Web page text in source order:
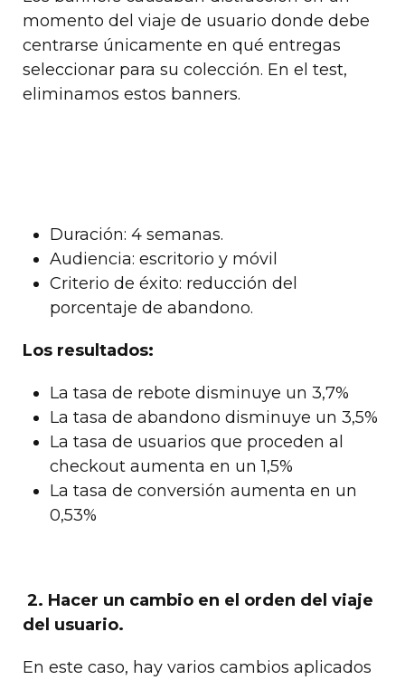
momento del viaje de usuario donde debe
centrarse únicamente en qué entregas
seleccionar para su colección. En el test,
eliminamos estos banners.
Duración: 4 semanas.
Audiencia: escritorio y móvil
Criterio de éxito: reducción del
porcentaje de abandono.
Los resultados:
La tasa de rebote disminuye un 3,7%
La tasa de abandono disminuye un 3,5%
La tasa de usuarios que proceden al
checkout aumenta en un 1,5%
La tasa de conversión aumenta en un
0,53%
2. Hacer un cambio en el orden del viaje
del usuario.
En este caso, hay varios cambios aplicados